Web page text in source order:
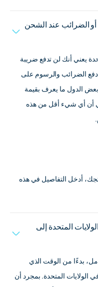
الضرائب عند الشحن
يعني أنك لن تدفع ضريبة
دفع الضرائب والرسوم على
بعض الدول ما يعرف بقيمة
أن أي شيء أقل من هذه
أدخل التفاصيل في هذه
المتحدة إلى
بدءًا من الوقت الذي
الولايات المتحدة. بمجرد أن